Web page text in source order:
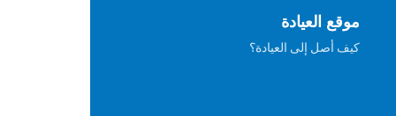
موقع العيادة
كيف أصل إلى العيادة؟